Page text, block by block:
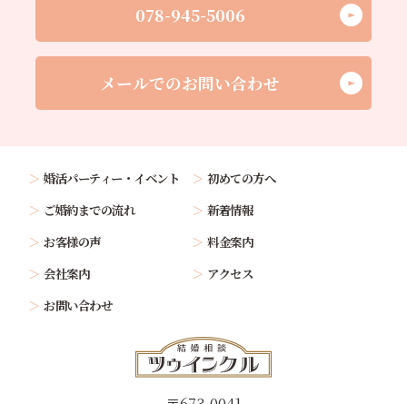
078-945-5006
メールでのお問い合わせ
婚活パーティー・イベント
初めての方へ
ご婚約までの流れ
新着情報
お客様の声
料金案内
会社案内
アクセス
お問い合わせ